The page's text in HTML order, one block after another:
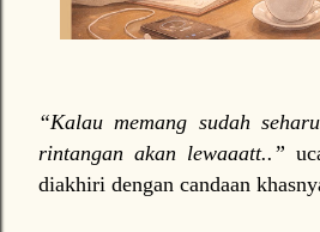
“Kalau memang sudah
rintangan akan lewaaatt..”
diakhiri dengan candaan